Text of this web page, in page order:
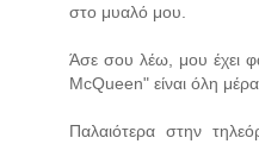
στο μυαλό μου.
Άσε σου λέω, μου έχει
McQueen" είναι όλη
Παλαιότερα στην